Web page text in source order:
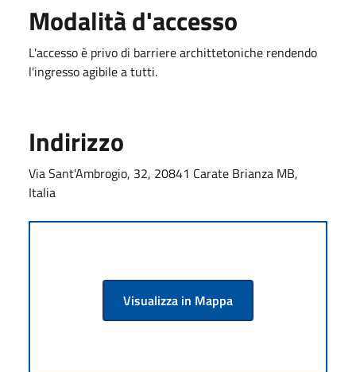
Modalità d'accesso
L'accesso è privo di barriere archittetoniche rendendo
l'ingresso agibile a tutti.
Indirizzo
Via Sant'Ambrogio, 32, 20841 Carate Brianza MB,
Italia
Visualizza in Mappa